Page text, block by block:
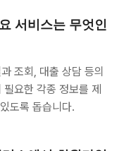
서비스는 무엇인
조회, 대출 상담 등의
요한 각종 정보를 제
도록 돕습니다.